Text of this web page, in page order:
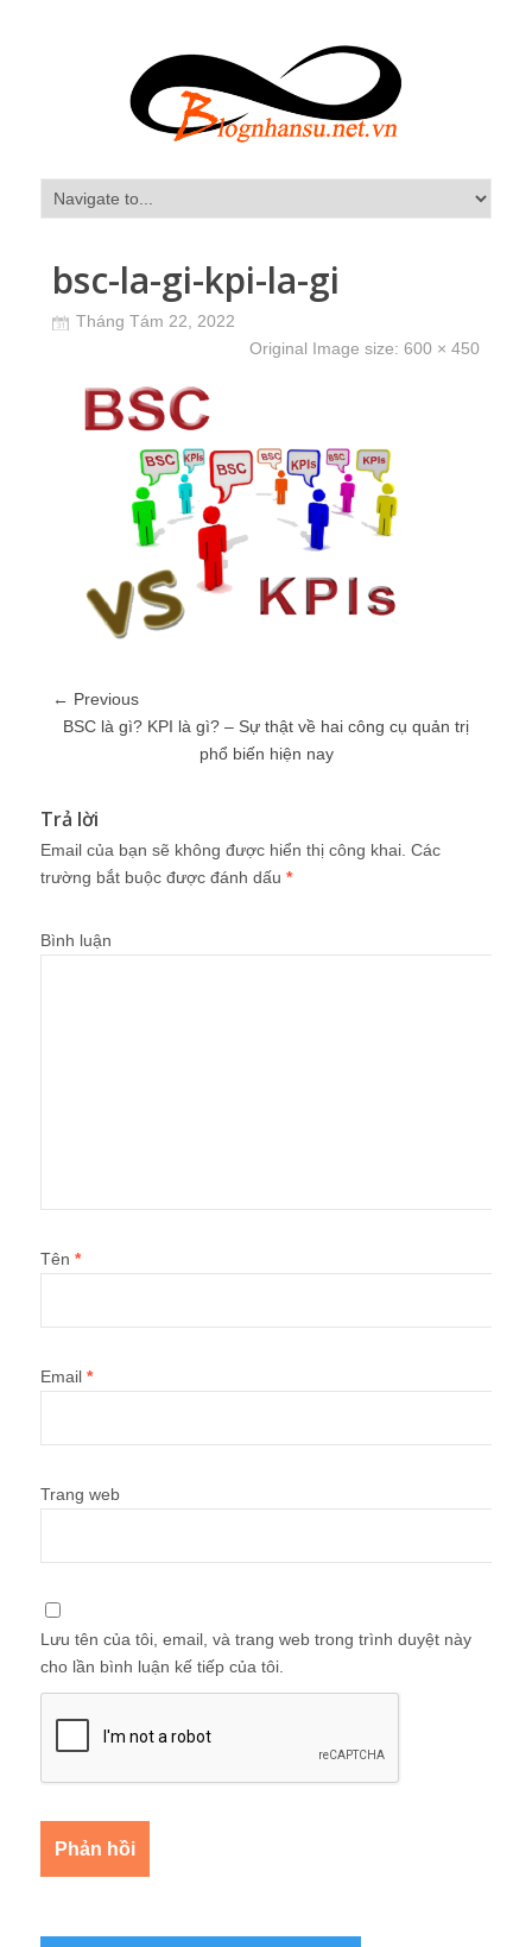
bsc-la-gi-kpi-la-gi
Tháng Tám 22, 2022
Original Image size: 600 × 450
← Previous
BSC là gì? KPI là gì? – Sự thật về hai công cụ quản trị
phổ biến hiện nay
Trả lời
Email của bạn sẽ không được hiển thị công khai. Các
trường bắt buộc được đánh dấu *
Bình luận
Tên *
Email *
Trang web
Lưu tên của tôi, email, và trang web trong trình duyệt này
cho lần bình luận kế tiếp của tôi.